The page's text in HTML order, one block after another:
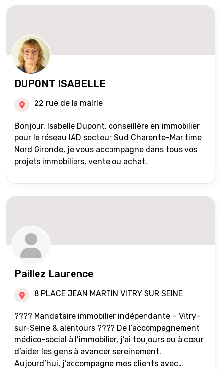
DUPONT ISABELLE
22 rue de la mairie
Bonjour, Isabelle Dupont, conseillère en immobilier
pour le réseau IAD secteur Sud Charente-Maritime
Nord Gironde, je vous accompagne dans tous vos
projets immobiliers, vente ou achat.
Paillez Laurence
8 PLACE JEAN MARTIN VITRY SUR SEINE
???? Mandataire immobilier indépendante – Vitry-
sur-Seine & alentours ???? De l’accompagnement
médico-social à l’immobilier, j’ai toujours eu à cœur
d’aider les gens à avancer sereinement.
Aujourd’hui, j’accompagne mes clients avec